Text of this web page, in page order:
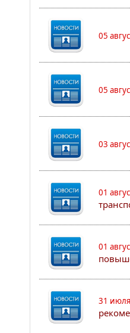
05
05
03
01
01
31